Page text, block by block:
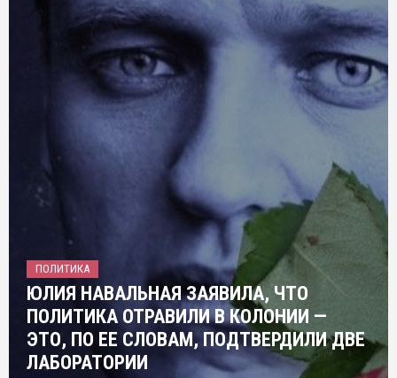
ПОЛИТИКА
ЮЛИЯ НАВАЛЬНАЯ ЗАЯВИЛА, ЧТО
ПОЛИТИКА ОТРАВИЛИ В КОЛОНИИ —
ЭТО, ПО ЕЕ СЛОВАМ, ПОДТВЕРДИЛИ ДВЕ
ЛАБОРАТОРИИ